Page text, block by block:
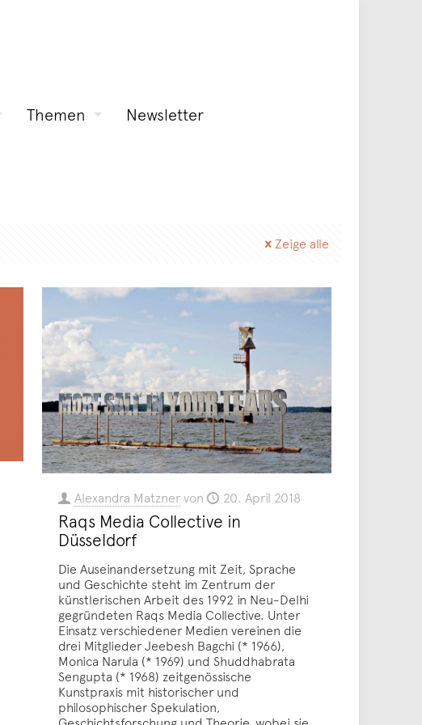
Themen Newsletter
Zeige alle
Alexandra Matznervon 20. April 2018
Raqs Media Collective in
Düsseldorf
Die Auseinandersetzung mit Zeit, Sprache
und Geschichte steht im Zentrum der
künstlerischen Arbeit des 1992 in Neu-Delhi
gegründeten Raqs Media Collective. Unter
Einsatz verschiedener Medien vereinen die
drei Mitglieder Jeebesh Bagchi (* 1966),
Monica Narula (* 1969) und Shuddhabrata
Sengupta (* 1968) zeitgenössische
Kunstpraxis mit historischer und
philosophischer Spekulation,